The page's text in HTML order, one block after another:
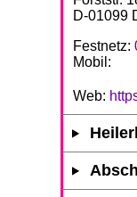
D-01099
Festnetz:
Mobil:
Web: